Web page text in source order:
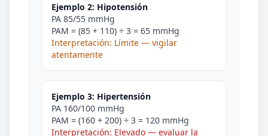
Ejemplo 2: Hipotensión
PA 85/55 mmHg
PAM = (85 + 110) ÷ 3 = 65 mmHg
Interpretación: Límite — vigilar
atentamente
Ejemplo 3: Hipertensión
PA 160/100 mmHg
PAM = (160 + 200) ÷ 3 = 120 mmHg
Interpretación: Elevado — evaluar la